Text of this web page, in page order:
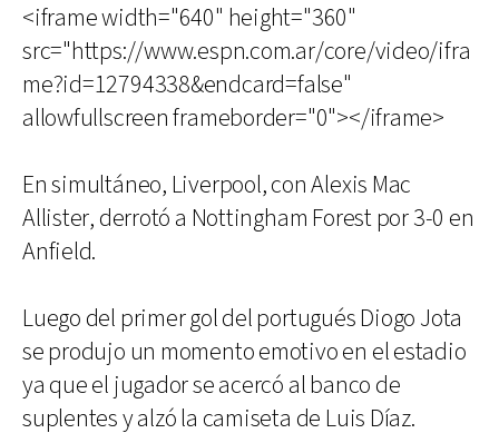
<iframe width="640" height="360"
src="https://www.espn.com.ar/core/video/ifra
me?id=12794338&endcard=false"
allowfullscreen frameborder="0"></iframe>
En simultáneo, Liverpool, con Alexis Mac
Allister, derrotó a Nottingham Forest por 3-0 en
Anfield.
Luego del primer gol del portugués Diogo Jota
se produjo un momento emotivo en el estadio
ya que el jugador se acercó al banco de
suplentes y alzó la camiseta de Luis Díaz.